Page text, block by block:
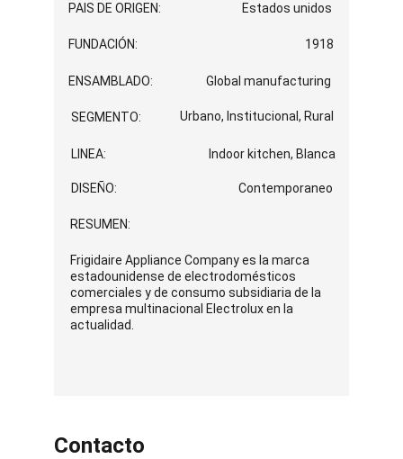
PAIS DE ORIGEN:
FUNDACIÓN:
ENSAMBLADO:
Estados unidos
1918
Global manufacturing
SEGMENTO: Urbano, Institucional, Rural
LINEA: Indoor kitchen, Blanca
DISEÑO: Contemporaneo
RESUMEN:
Frigidaire Appliance Company es la marca
estadounidense de electrodomésticos
comerciales y de consumo subsidiaria de la
empresa multinacional Electrolux en la
actualidad.
Contacto